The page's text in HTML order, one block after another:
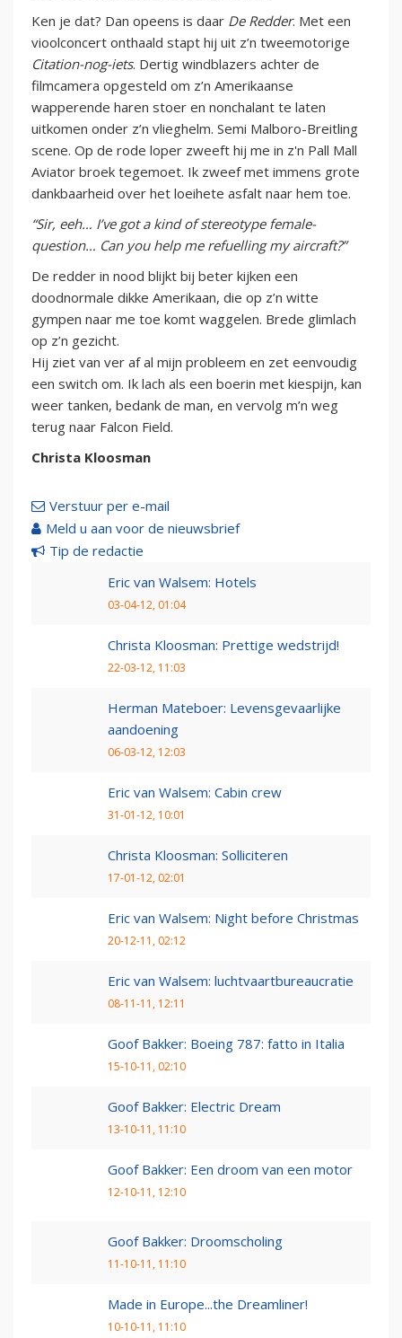
Ken je dat? Dan opeens is daar De Redder. Met een
vioolconcert onthaald stapt hij uit z’n tweemotorige
Citation-nog-iets. Dertig windblazers achter de
filmcamera opgesteld om z’n Amerikaanse
wapperende haren stoer en nonchalant te laten
uitkomen onder z’n vlieghelm. Semi Malboro-Breitling
scene. Op de rode loper zweeft hij me in z'n Pall Mall
Aviator broek tegemoet. Ik zweef met immens grote
dankbaarheid over het loeihete asfalt naar hem toe.
“Sir, eeh… I’ve got a kind of stereotype female-
question… Can you help me refuelling my aircraft?”
De redder in nood blijkt bij beter kijken een
doodnormale dikke Amerikaan, die op z’n witte
gympen naar me toe komt waggelen. Brede glimlach
op z’n gezicht.
Hij ziet van ver af al mijn probleem en zet eenvoudig
een switch om. Ik lach als een boerin met kiespijn, kan
weer tanken, bedank de man, en vervolg m’n weg
terug naar Falcon Field.
Christa Kloosman
Verstuur per e-mail
Meld u aan voor de nieuwsbrief
Tip de redactie
Eric van Walsem: Hotels
03-04-12, 01:04
Christa Kloosman: Prettige wedstrijd!
22-03-12, 11:03
Herman Mateboer: Levensgevaarlijke
aandoening
06-03-12, 12:03
Eric van Walsem: Cabin crew
31-01-12, 10:01
Christa Kloosman: Solliciteren
17-01-12, 02:01
Eric van Walsem: Night before Christmas
20-12-11, 02:12
Eric van Walsem: luchtvaartbureaucratie
08-11-11, 12:11
Goof Bakker: Boeing 787: fatto in Italia
15-10-11, 02:10
Goof Bakker: Electric Dream
13-10-11, 11:10
Goof Bakker: Een droom van een motor
12-10-11, 12:10
Goof Bakker: Droomscholing
11-10-11, 11:10
Made in Europe...the Dreamliner!
10-10-11, 11:10